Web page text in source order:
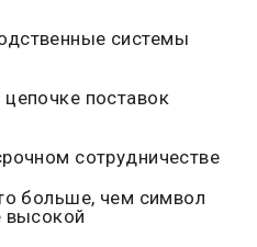
системы
поставок
сотрудничестве
больше, чем символ
высокой